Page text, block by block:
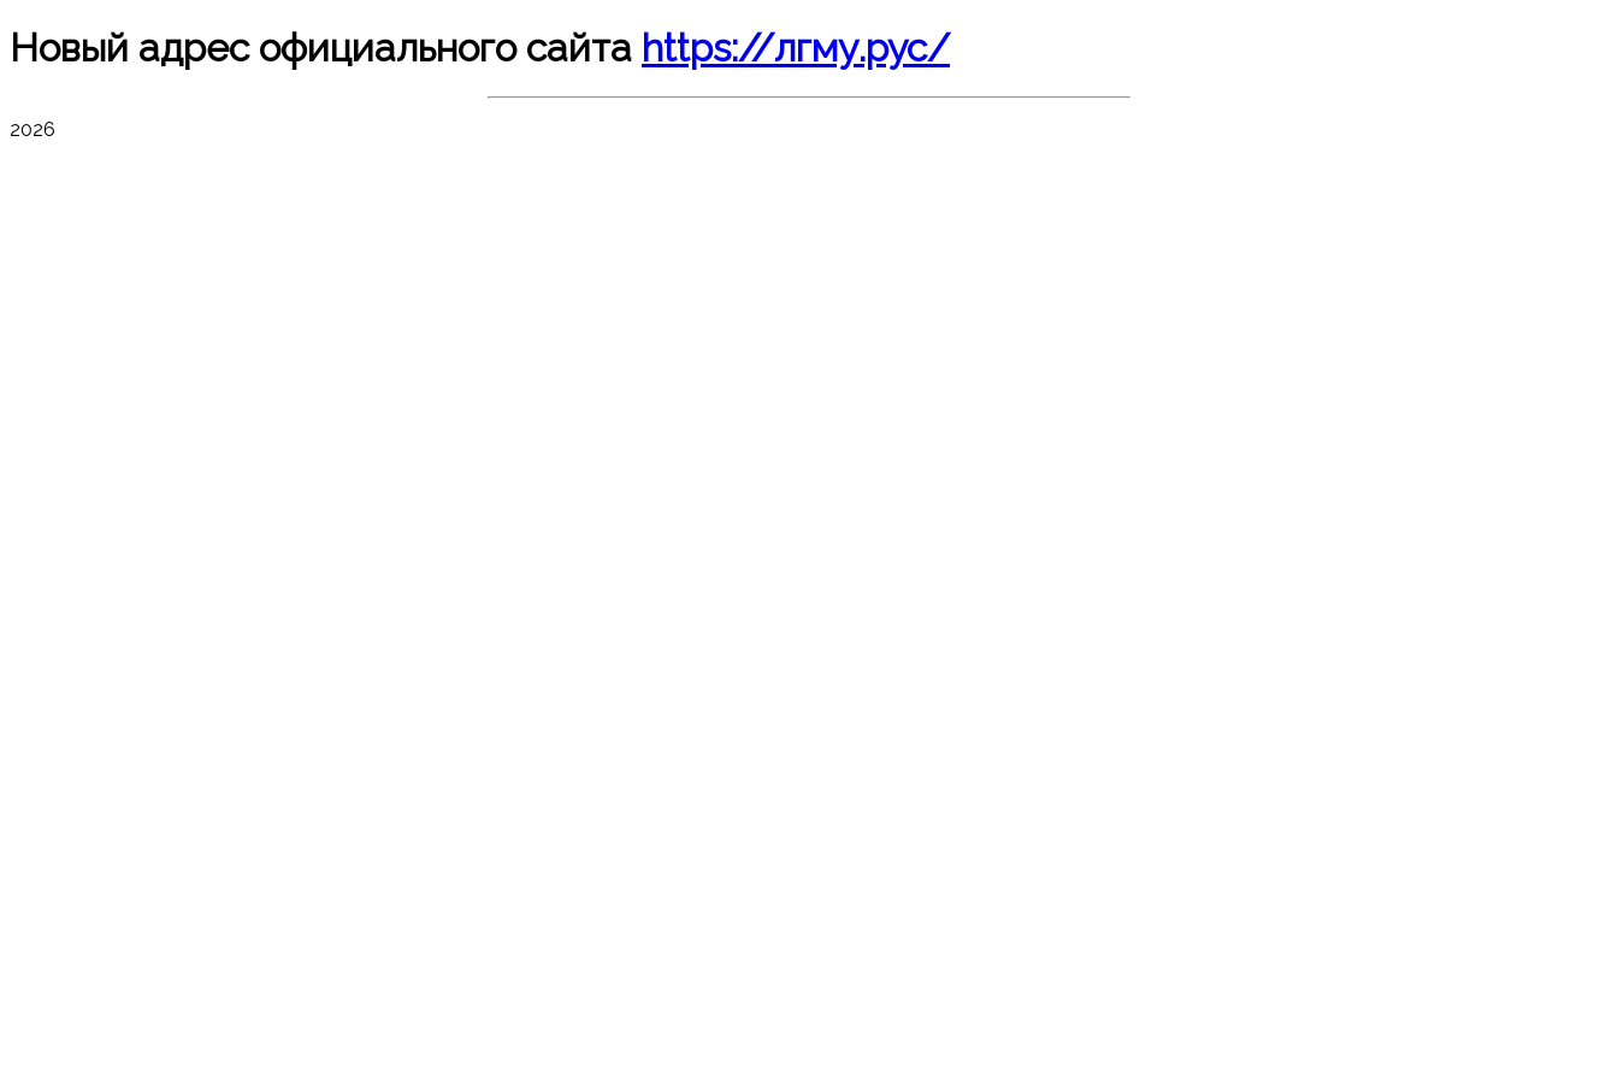
Новый адрес официального сайта https://лгму.рус/
2026